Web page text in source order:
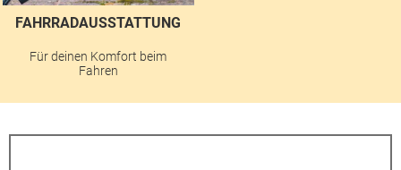
FAHRRADAUSSTATTUNG
Für deinen Komfort beim
Fahren